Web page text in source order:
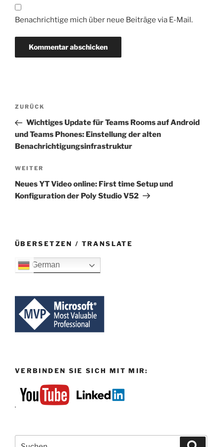
Benachrichtige mich über neue Beiträge via E-Mail.
Beitragsnavigation
Vorheriger
Beitrag
ZURÜCK
Wichtiges Update für Teams Rooms auf Android
und Teams Phones: Einstellung der alten
Benachrichtigungsinfrastruktur
Nächster
Beitrag
WEITER
Neues YT Video online: First time Setup und
Konfiguration der Poly Studio V52
ÜBERSETZEN / TRANSLATE
German
VERBINDEN SIE SICH MIT MIR: